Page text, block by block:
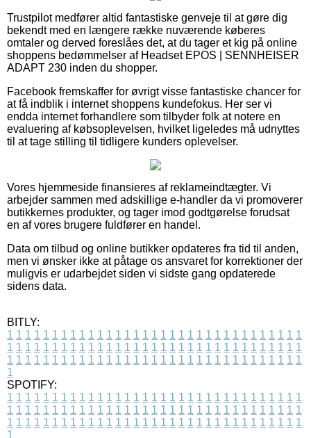
Trustpilot medfører altid fantastiske genveje til at gøre dig
bekendt med en længere række nuværende køberes
omtaler og derved foreslåes det, at du tager et kig på online
shoppens bedømmelser af Headset EPOS | SENNHEISER
ADAPT 230 inden du shopper.
Facebook fremskaffer for øvrigt visse fantastiske chancer for
at få indblik i internet shoppens kundefokus. Her ser vi
endda internet forhandlere som tilbyder folk at notere en
evaluering af købsoplevelsen, hvilket ligeledes må udnyttes
til at tage stilling til tidligere kunders oplevelser.
Vores hjemmeside finansieres af reklameindtægter. Vi
arbejder sammen med adskillige e-handler da vi promoverer
butikkernes produkter, og tager imod godtgørelse forudsat
en af vores brugere fuldfører en handel.
Data om tilbud og online butikker opdateres fra tid til anden,
men vi ønsker ikke at påtage os ansvaret for korrektioner der
muligvis er udarbejdet siden vi sidste gang opdaterede
sidens data.
BITLY:
1 1 1 1 1 1 1 1 1 1 1 1 1 1 1 1 1 1 1 1 1 1 1 1 1 1 1 1 1 1 1 1 1
1 1 1 1 1 1 1 1 1 1 1 1 1 1 1 1 1 1 1 1 1 1 1 1 1 1 1 1 1 1 1 1 1
1 1 1 1 1 1 1 1 1 1 1 1 1 1 1 1 1 1 1 1 1 1 1 1 1 1 1 1 1 1 1 1 1
1
SPOTIFY:
1 1 1 1 1 1 1 1 1 1 1 1 1 1 1 1 1 1 1 1 1 1 1 1 1 1 1 1 1 1 1 1 1
1 1 1 1 1 1 1 1 1 1 1 1 1 1 1 1 1 1 1 1 1 1 1 1 1 1 1 1 1 1 1 1 1
1 1 1 1 1 1 1 1 1 1 1 1 1 1 1 1 1 1 1 1 1 1 1 1 1 1 1 1 1 1 1 1 1
1